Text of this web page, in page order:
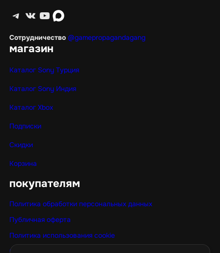
Telegram ВКонтакте YouTube max
Сотрудничество @gamepropagandagang
магазин
Каталог Sony Турция
Каталог Sony Индия
Каталог Xbox
Подписки
Скидки
Корзина
покупателям
Политика обработки персональных данных
Публичная оферта
Политика использования cookie
Оптовые покупки